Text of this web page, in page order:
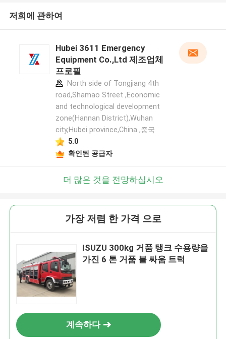
저희에 관하여
Hubei 3611 Emergency
Equipment Co.,Ltd 제조업체
프로필
North side of Tongjiang 4th
road,Shamao Street ,Economic
and technological development
zone(Hannan District),Wuhan
city,Hubei province,China ,중국
5.0
확인된 공급자
더 많은 것을 전망하십시오
가장 저렴 한 가격 으로
ISUZU 300kg 거품 탱크 수용량을
가진 6 톤 거품 불 싸움 트럭
계속하다